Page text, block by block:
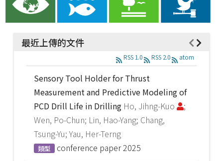
最近上傳的文件
RSS 1.0 RSS 2.0 atom
Sensory Tool Holder for Thrust
Measurement and Predictive Modeling of
PCD Drill Life in Drilling Ho, Jihng-Kuo
;
Wen, Po-Chun; Lin, Hao-Yang; Chang,
Tsung-Yu; Yau, Her-Terng
類型 conference paper2025